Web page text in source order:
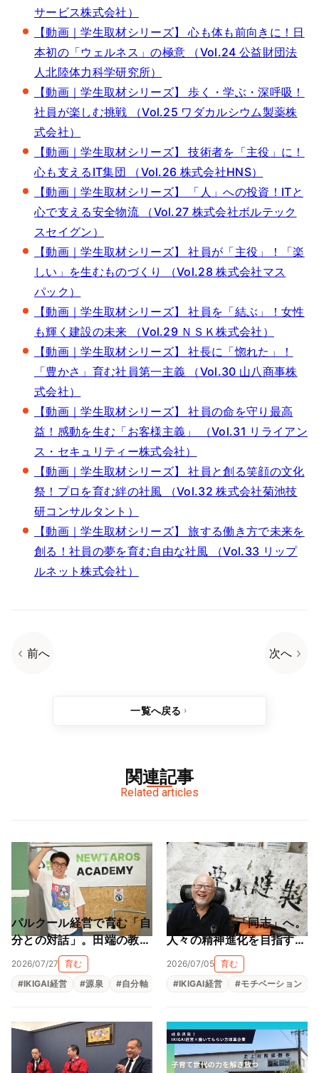
サービス株式会社）
【動画｜学生取材シリーズ】 心も体も前向きに！日
本初の「ウェルネス」の極意 （Vol.24 公益財団法
人北陸体力科学研究所）
【動画｜学生取材シリーズ】 歩く・学ぶ・深呼吸！
社員が楽しむ挑戦 （Vol.25 ワダカルシウム製薬株
式会社）
【動画｜学生取材シリーズ】 技術者を「主役」に！
心も支えるIT集団 （Vol.26 株式会社HNS）
【動画｜学生取材シリーズ】 「人」への投資！ITと
心で支える安全物流 （Vol.27 株式会社ボルテック
スセイグン）
【動画｜学生取材シリーズ】 社員が「主役」！「楽
しい」を生むものづくり （Vol.28 株式会社マス
パック）
【動画｜学生取材シリーズ】 社員を「結ぶ」！女性
も輝く建設の未来 （Vol.29 ＮＳＫ株式会社）
【動画｜学生取材シリーズ】 社長に「惚れた」！
「豊かさ」育む社員第一主義 （Vol.30 山八商事株
式会社）
【動画｜学生取材シリーズ】 社員の命を守り最高
益！感動を生む「お客様主義」 （Vol.31 リライアン
ス・セキュリティー株式会社）
【動画｜学生取材シリーズ】 社員と創る笑顔の文化
祭！プロを育む絆の社風 （Vol.32 株式会社菊池技
研コンサルタント）
【動画｜学生取材シリーズ】 旅する働き方で未来を
創る！社員の夢を育む自由な社風 （Vol.33 リップ
ルネット株式会社）
前へ 次へ
一覧へ戻る
関連記事
Related articles
パルクール経営で育む「自
分との対話」。田端の教室
が作る大人も子供も輝ける
居場所（NEWTAROS ）
2026/07/27
育む
#IKIGAI経営 #源泉 #自分軸 自己理解 #自律型人材育成
「道具」から「同志」へ。
人々の精神進化を目指す地
球黒字化経営（栗山縫製株
2026/07/05 育む
#IKIGAI経営 #モチベーション